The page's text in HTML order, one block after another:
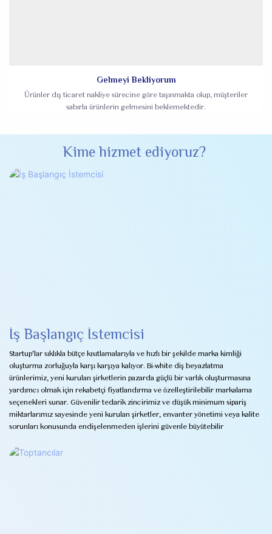
Gelmeyi Bekliyorum
Ürünler dış ticaret nakliye sürecine göre taşınmakta olup, müşteriler
sabırla ürünlerin gelmesini beklemektedir.
Kime hizmet ediyoruz?
İş Başlangıç ​​İstemcisi
Startup'lar sıklıkla bütçe kısıtlamalarıyla ve hızlı bir şekilde marka kimliği
oluşturma zorluğuyla karşı karşıya kalıyor. Bi-white diş beyazlatma
ürünlerimiz, yeni kurulan şirketlerin pazarda güçlü bir varlık oluşturmasına
yardımcı olmak için rekabetçi fiyatlandırma ve özelleştirilebilir markalama
seçenekleri sunar. Güvenilir tedarik zincirimiz ve düşük minimum sipariş
miktarlarımız sayesinde yeni kurulan şirketler, envanter yönetimi veya kalite
sorunları konusunda endişelenmeden işlerini güvenle büyütebilir